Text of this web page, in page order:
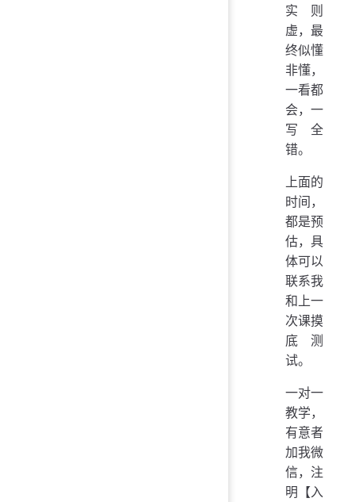
实则
虚，最
终似懂
非懂，
一看都
会，一
写全
错。
上面的
时间，
都是预
估，具
体可以
联系我
和上一
次课摸
底测
试。
一对一
教学，
有意者
加我微
信，注
明【入